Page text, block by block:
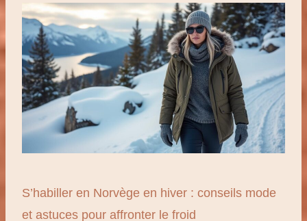
S’habiller en Norvège en hiver : conseils mode
et astuces pour affronter le froid